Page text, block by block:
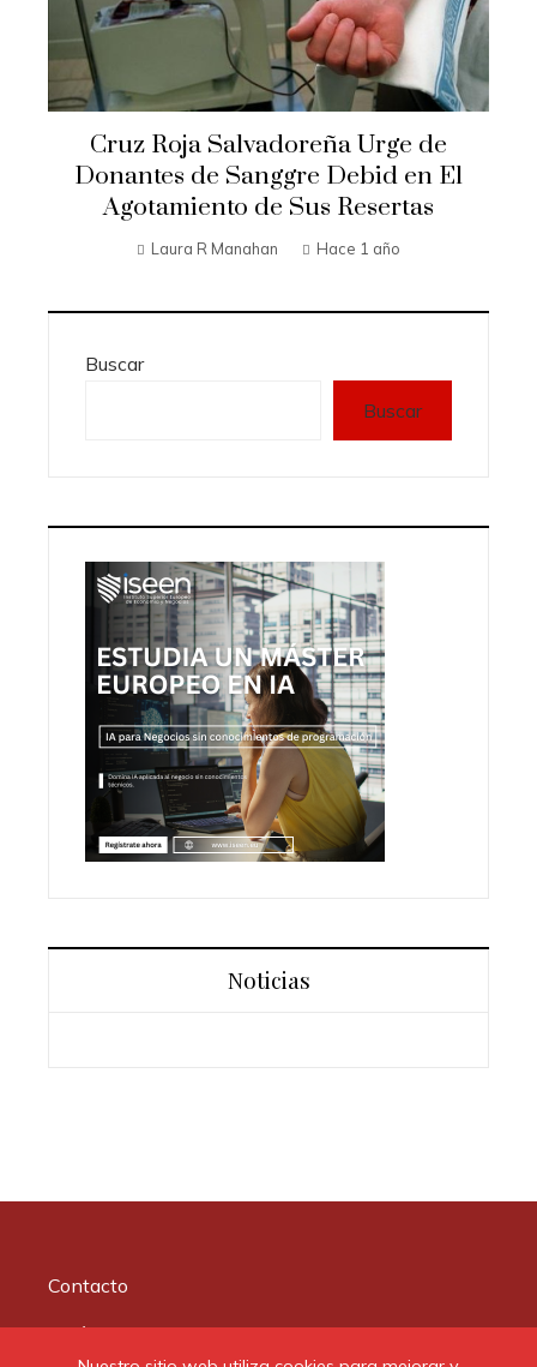
Cruz Roja Salvadoreña Urge de
Donantes de Sanggre Debid en El
Agotamiento de Sus Resertas
Laura R Manahan Hace 1 año
Buscar
Buscar
Noticias
Contacto
Quiénes somos